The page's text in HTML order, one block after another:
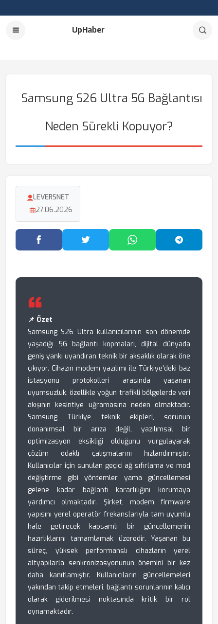
UpHaber
Samsung S26 Ultra 5G Bağlantısı
Neden Sürekli Kopuyor?
LEVERSNET
27.06.2026
Facebook'ta PaylaşTwitter'da PaylaşWhatsApp'ta Paylaş
📌 Özet
Samsung S26 Ultra kullanıcılarının son dönemde
yaşadığı 5G bağlantı kopmaları, dijital dünyada
geniş yankı uyandıran teknik bir aksaklık olarak öne
çıkıyor. Cihazın modem yazılımı ile Türkiye'deki baz
istasyonu protokolleri arasında yaşanan
uyumsuzluk, özellikle yoğun trafikli bölgelerde veri
akışının kesintiye uğramasına neden olmaktadır.
Samsung Türkiye teknik ekipleri, sorunun
donanımsal bir arıza değil, yazılımsal bir
optimizasyon eksikliği olduğunu vurgulayarak
çözüm odaklı çalışmalarını hızlandırmıştır.
Kullanıcılar için sunulan geçici ağ sıfırlama ve mod
değiştirme gibi yöntemler, yama güncellemesi
gelene kadar bağlantı kararlılığını korumaya
yardımcı olmaktadır. Şirket, modem firmware
yapısını yerel operatör frekanslarıyla tam uyumlu
hale getirecek kapsamlı bir güncellemenin
hazırlıklarını tamamlamak üzeredir. Yaşanan bu
süreç, yüksek performanslı cihazların yerel
altyapılarla senkronizasyonunun önemini bir kez
daha kanıtlamıştır. Kullanıcıların güncellemeleri
yakından takip etmeleri, bağlantı sorunlarının kalıcı
olarak giderilmesi noktasında kritik bir rol
oynamaktadır.